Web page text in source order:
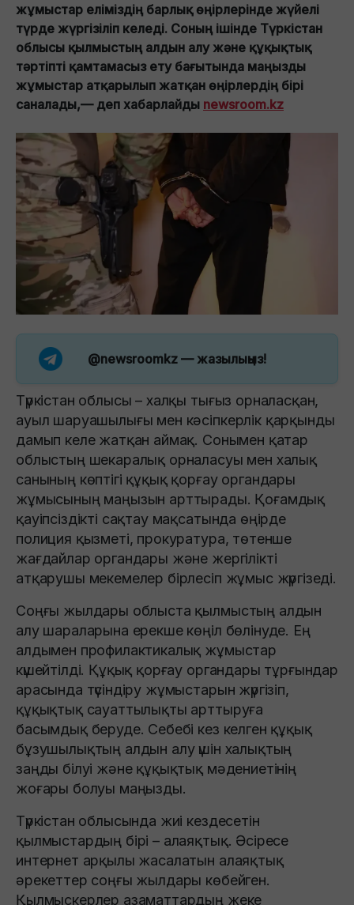
жұмыстар еліміздің барлық өңірлерінде жүйелі
түрде жүргізіліп келеді. Соның ішінде Түркістан
облысы қылмыстың алдын алу және құқықтық
тәртіпті қамтамасыз ету бағытында маңызды
жұмыстар атқарылып жатқан өңірлердің бірі
саналады,— деп хабарлайды newsroom.kz
@newsroomkz — жазылыңыз!
Түркістан облысы – халқы тығыз орналасқан,
ауыл шаруашылығы мен кәсіпкерлік қарқынды
дамып келе жатқан аймақ. Сонымен қатар
облыстың шекаралық орналасуы мен халық
санының көптігі құқық қорғау органдары
жұмысының маңызын арттырады. Қоғамдық
қауіпсіздікті сақтау мақсатында өңірде
полиция қызметі, прокуратура, төтенше
жағдайлар органдары және жергілікті
атқарушы мекемелер бірлесіп жұмыс жүргізеді.
Соңғы жылдары облыста қылмыстың алдын
алу шараларына ерекше көңіл бөлінуде. Ең
алдымен профилактикалық жұмыстар
күшейтілді. Құқық қорғау органдары тұрғындар
арасында түсіндіру жұмыстарын жүргізіп,
құқықтық сауаттылықты арттыруға
басымдық беруде. Себебі кез келген құқық
бұзушылықтың алдын алу үшін халықтың
заңды білуі және құқықтық мәдениетінің
жоғары болуы маңызды.
Түркістан облысында жиі кездесетін
қылмыстардың бірі – алаяқтық. Әсіресе
интернет арқылы жасалатын алаяқтық
әрекеттер соңғы жылдары көбейген.
Қылмыскерлер азаматтардың жеке